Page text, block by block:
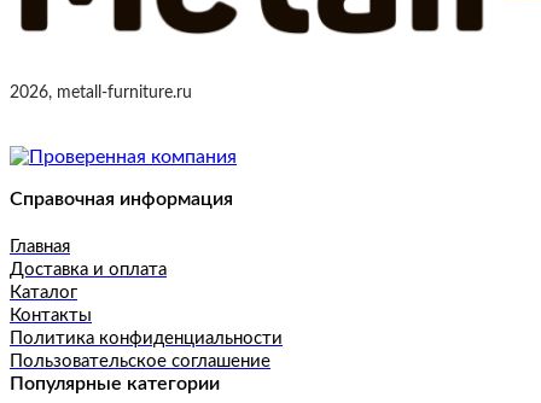
2026, metall-furniture.ru
Справочная информация
Главная
Доставка и оплата
Каталог
Контакты
Политика конфиденциальности
Пользовательское соглашение
Популярные категории